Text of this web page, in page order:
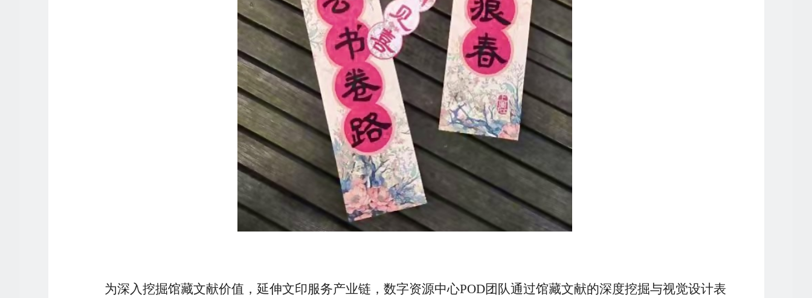
为深入挖掘馆藏文献价值，延伸文印服务产业链，数字资源中心POD团队通过馆藏文献的深度挖掘与视觉设计表